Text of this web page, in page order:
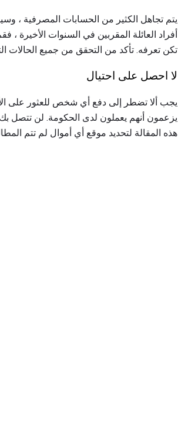
يتم تجاهل الكثير من الحسابات المصرفية ،
أفراد العائلة المقربين في السنوات
تكن تعرفه. تأكد من التحقق من جميع الحالات
لا احصل على احتيال
يجب ألا تضطر إلى دفع أي شخص للعثور على
يزعمون أنهم يعملون لدى الحكومة. لن تتصل
هذه المقالة لتحديد موقع أي أموال لم تتم